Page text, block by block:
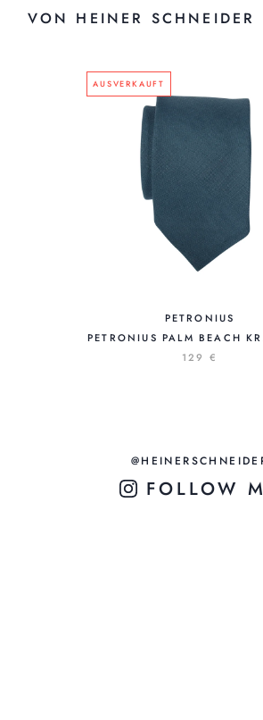
VON HEINER SCHNEIDER
AUSVERKAUFT
PETRONIUS
PETRONIUS PALM BEACH
129 €
FOLLOW